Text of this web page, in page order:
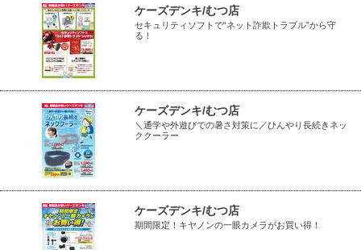
ケーズデンキ/むつ店
セキュリティソフトで“ネット詐欺トラブル”から守
る！
ケーズデンキ/むつ店
＼通学や外遊びでの暑さ対策に／ひんやり長続きネッ
ククーラー
ケーズデンキ/むつ店
期間限定！キヤノンの一眼カメラがお買い得！